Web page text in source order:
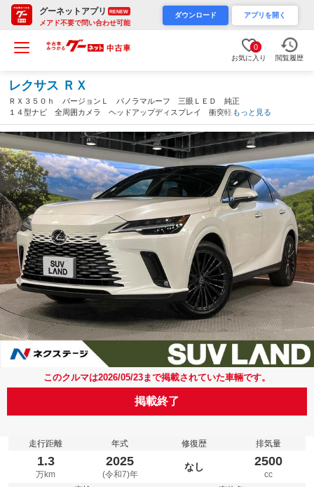
グーネットアプリ RENEW
メアド不要で問い合わせ可能
ダウンロード アプリを開く
0
お気に入り 閲覧履歴
レクサス ＲＸ
ＲＸ３５０ｈ バージョンＬ パノラマルーフ 三眼ＬＥＤ 純正
１４型ナビ 全周囲カメラ ヘッドアップディスプレイ 衝突軽
減 レーダークルーズ 純正２１インチＡＷ ブラインドスポット
モニター ＥＴＣ ドライブレコーダー（愛知県）
もっと見る
このクルマは2026/05/23まで掲載されていた車輛です。
掲載終了
走行距離
1.3
万km
年式
2025
(令和7)年
修復歴
なし
排気量
2500
cc